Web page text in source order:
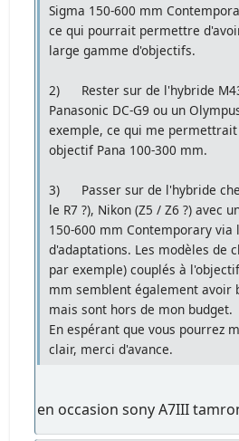
Sigma 150-600 mm
ce qui pourrait permettre
large gamme d'objectifs.
2) Rester sur de l'hybride
Panasonic DC-G9 ou un
exemple, ce qui me
objectif Pana 100-300 mm.
3) Passer sur de l'hybride
le R7 ?), Nikon (Z5 / Z6 ?) avec
150-600 mm Contemporary via
d'adaptations. Les modèles de
par exemple) couplés à l'objectif
mm semblent également avoir
mais sont hors de mon budget.
En espérant que vous pourrez
clair, merci d'avance.
en occasion sony A7III